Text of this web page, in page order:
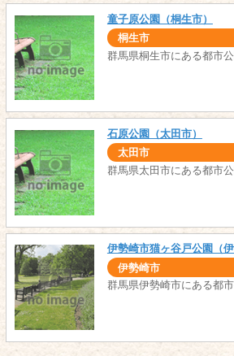
童子原公園（桐生市）
桐生市
群馬県桐生市にある都市
石原公園（太田市）
太田市
群馬県太田市にある都市
伊勢崎市猫ヶ谷戸公園（伊
伊勢崎市
群馬県伊勢崎市にある都